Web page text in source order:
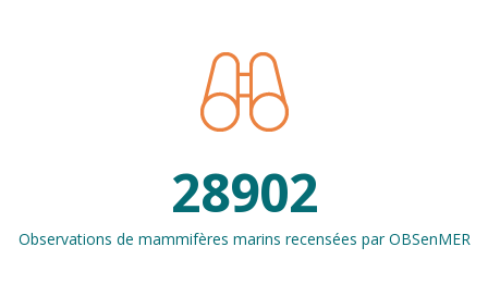
28902
Observations de mammifères marins recensées par OBSenMER